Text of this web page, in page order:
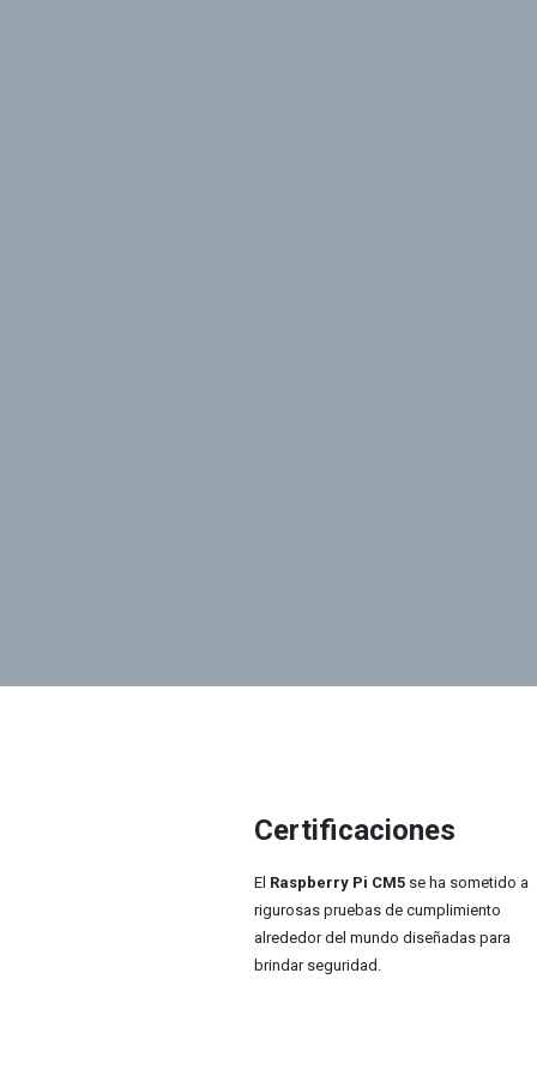
Certificaciones
El Raspberry Pi CM5 se ha sometido a
rigurosas pruebas de cumplimiento
alrededor del mundo diseñadas para
brindar seguridad.